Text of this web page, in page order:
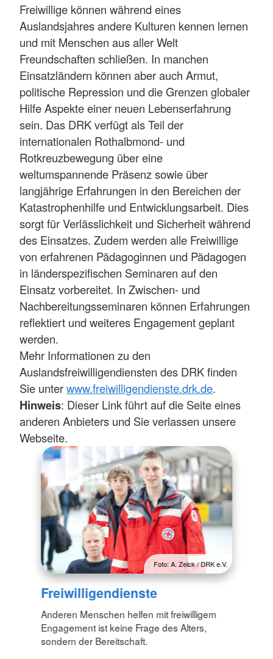
Freiwillige können während eines
Auslandsjahres andere Kulturen kennen lernen
und mit Menschen aus aller Welt
Freundschaften schließen. In manchen
Einsatzländern können aber auch Armut,
politische Repression und die Grenzen globaler
Hilfe Aspekte einer neuen Lebenserfahrung
sein. Das DRK verfügt als Teil der
internationalen Rothalbmond- und
Rotkreuzbewegung über eine
weltumspannende Präsenz sowie über
langjährige Erfahrungen in den Bereichen der
Katastrophenhilfe und Entwicklungsarbeit. Dies
sorgt für Verlässlichkeit und Sicherheit während
des Einsatzes. Zudem werden alle Freiwillige
von erfahrenen Pädagoginnen und Pädagogen
in länderspezifischen Seminaren auf den
Einsatz vorbereitet. In Zwischen- und
Nachbereitungsseminaren können Erfahrungen
reflektiert und weiteres Engagement geplant
werden.
Mehr Informationen zu den
Auslandsfreiwilligendiensten des DRK finden
Sie unterwww.freiwilligendienste.drk.de.
Hinweis: Dieser Link führt auf die Seite eines
anderen Anbieters und Sie verlassen unsere
Webseite.
Foto: A. Zelck / DRK e.V.
Freiwilligendienste
Anderen Menschen helfen mit freiwilligem
Engagement ist keine Frage des Alters,
sondern der Bereitschaft.